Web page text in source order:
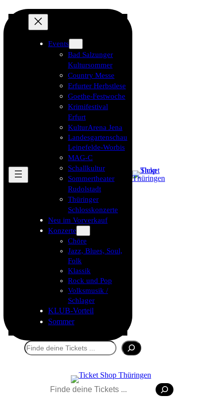
Events
Bad Salzunger
Kultursommer
Country Messe
Erfurter Herbstlese
Goethe-Festwoche
Krimifestival
Erfurt
KulturArena Jena
Landesgartenschau
Leinefelde-Worbis
MAG-C
Schallkultur
Sommertheater
Rudolstadt
Thüringer
Schlosskonzerte
Neu im Vorverkauf
Konzerte
Chöre
Jazz, Blues, Soul,
Folk
Klassik
Rock und Pop
Volksmusik /
Schlager
KLUB-Vorteil
Sommer
Suchen
Suchen